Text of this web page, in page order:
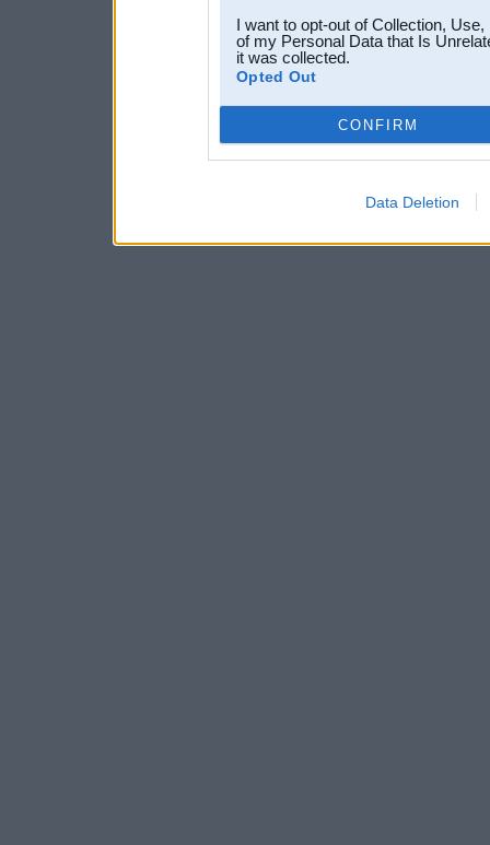
I want to opt-out of Collection,
of my Personal Data that Is
it was collected.
Opted Out
CONFIRM
Data Deletion